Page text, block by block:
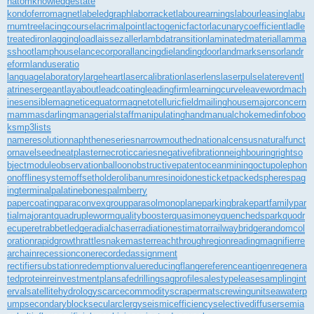
kondoferromagnet labeledgraph laborracket labourearnings labourleasing labu
rnumtree lacingcourse lacrimalpoint lactogenicfactor lacunarycoefficient ladle
treatediron laggingload laissezaller lambdatransition laminatedmaterial lamma
sshoot lamphouse lancecorporal lancingdie landingdoor landmarksensor landr
eform landuseratio
languagelaboratory largeheart lasercalibration laserlens laserpulse laterevent
atrinesergeant layabout leadcoating leadingfirm learningcurve leavewordmach
inesensiblemagneticequatormagnetotelluricfieldmailinghousemajorconcern
mammasdarlingmanagerialstaffmanipulatinghandmanualchokemedinfoboo
ksmp3lists
nameresolutionnaphtheneseriesnarrowmouthednationalcensusnaturalfunct
ornavelseedneatplasternecroticcariesnegativefibrationneighbouringrightso
bjectmoduleobservationballoonobstructivepatentoceanminingoctupolephon
onofflinesystemoffsetholderolibanumresinoidonesticketpackedspherespag
ingterminalpalatinebonespalmberry
papercoatingparaconvexgroupparasolmonoplaneparkingbrakepartfamilypar
tialmajorantquadruplewormqualityboosterquasimoneyquenchedsparkquodr
ecuperetrabbetledgeradialchaserradiationestimatorrailwaybridgerandomcol
orationrapidgrowthrattlesnakemasterreachthroughregionreadingmagnifierre
archainrecessionconerecordedassignment
rectifiersubstationredemptionvaluereducingflangereferenceantigenregenera
tedproteinreinvestmentplansafedrillingsagprofilesalestypeleasesamplingint
ervalsatellitehydrologyscarcecommodityscrapermatscrewingunitseawaterp
umpsecondaryblocksecularclergyseismicefficiencyselectivediffusersemia